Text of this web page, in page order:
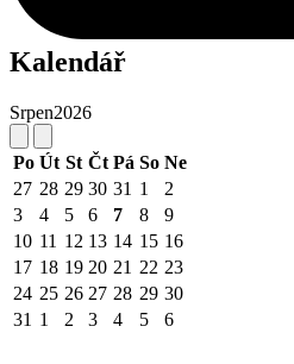
Kalendář
Srpen2026
Po Út St Čt Pá So Ne
27 28 29 30 31 1
2
3
4 5 6 7 8
9
10 11 12 13 14 15 16
17 18 19 20 21 22 23
24 25 26 27 28 29 30
31 1 2 3 4 5 6